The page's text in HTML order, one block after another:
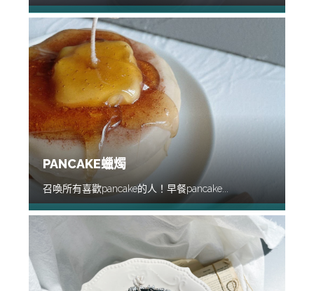
PANCAKE蠟燭
召喚所有喜歡pancake的人！早餐pancake...